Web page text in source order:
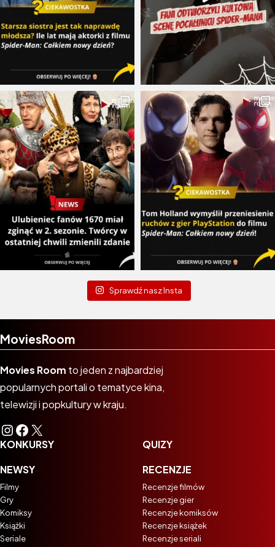
Sprawdź nasz Insta
MoviesRoom
Movies Room to jeden z najbardziej
popularnych portali o tematyce kina,
telewizji i popkultury w kraju.
Instagram
Facebook
X
KONKURSY
NEWSY
Filmy
Gry
Komiksy
Książki
Seriale
QUIZY
RECENZJE
Recenzje filmów
Recenzje gier
Recenzje komiksów
Recenzje książek
Recenzje seriali